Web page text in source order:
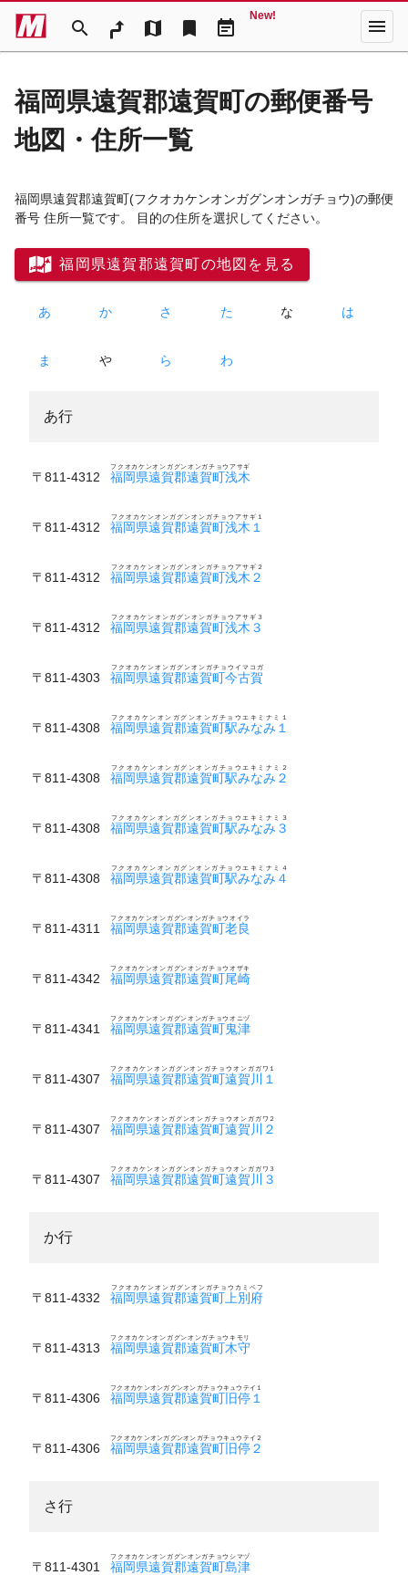
search map bookmark event_note
New! menu
福岡県遠賀郡遠賀町の郵便番号
地図・住所一覧
福岡県遠賀郡遠賀町(フクオカケンオンガグンオンガチョウ)の郵便
番号 住所一覧です。 目的の住所を選択してください。
福岡県遠賀郡遠賀町の地図を見る
あ か さ た な は
ま や ら わ
あ行
〒811-4312 福岡県遠賀郡遠賀町浅木
フクオカケンオンガグンオンガチョウアサギ
〒811-4312 福岡県遠賀郡遠賀町浅木１
フクオカケンオンガグンオンガチョウアサギ１
〒811-4312 福岡県遠賀郡遠賀町浅木２
フクオカケンオンガグンオンガチョウアサギ２
〒811-4312 福岡県遠賀郡遠賀町浅木３
フクオカケンオンガグンオンガチョウアサギ３
〒811-4303 福岡県遠賀郡遠賀町今古賀
フクオカケンオンガグンオンガチョウイマコガ
〒811-4308 福岡県遠賀郡遠賀町駅みなみ１
フクオカケンオンガグンオンガチョウエキミナミ１
〒811-4308 福岡県遠賀郡遠賀町駅みなみ２
フクオカケンオンガグンオンガチョウエキミナミ２
〒811-4308 福岡県遠賀郡遠賀町駅みなみ３
フクオカケンオンガグンオンガチョウエキミナミ３
〒811-4308 福岡県遠賀郡遠賀町駅みなみ４
フクオカケンオンガグンオンガチョウエキミナミ４
〒811-4311 福岡県遠賀郡遠賀町老良
フクオカケンオンガグンオンガチョウオイラ
〒811-4342 福岡県遠賀郡遠賀町尾崎
フクオカケンオンガグンオンガチョウオザキ
〒811-4341 福岡県遠賀郡遠賀町鬼津
フクオカケンオンガグンオンガチョウオニヅ
〒811-4307 福岡県遠賀郡遠賀町遠賀川１
フクオカケンオンガグンオンガチョウオンガガワ１
〒811-4307 福岡県遠賀郡遠賀町遠賀川２
フクオカケンオンガグンオンガチョウオンガガワ２
〒811-4307 福岡県遠賀郡遠賀町遠賀川３
フクオカケンオンガグンオンガチョウオンガガワ３
か行
〒811-4332 福岡県遠賀郡遠賀町上別府
フクオカケンオンガグンオンガチョウカミベフ
〒811-4313 福岡県遠賀郡遠賀町木守
フクオカケンオンガグンオンガチョウキモリ
〒811-4306 福岡県遠賀郡遠賀町旧停１
フクオカケンオンガグンオンガチョウキュウテイ１
〒811-4306 福岡県遠賀郡遠賀町旧停２
フクオカケンオンガグンオンガチョウキュウテイ２
さ行
〒811-4301 福岡県遠賀郡遠賀町島津
フクオカケンオンガグンオンガチョウシマヅ